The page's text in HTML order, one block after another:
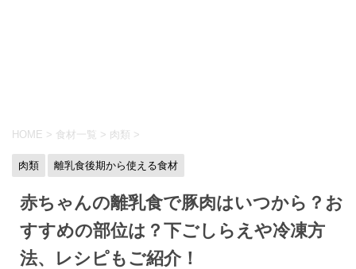
HOME > 食材一覧 > 肉類 >
肉類 離乳食後期から使える食材
赤ちゃんの離乳食で豚肉はいつから？お
すすめの部位は？下ごしらえや冷凍方
法、レシピもご紹介！